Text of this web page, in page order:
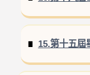
15.第十五屆